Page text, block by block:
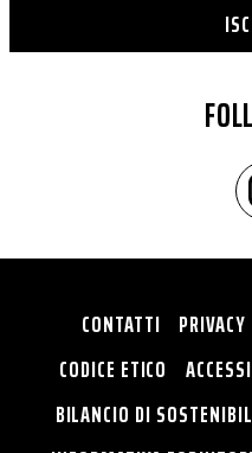
CONTATTI
CODICE ETICO
BILANCIO DI